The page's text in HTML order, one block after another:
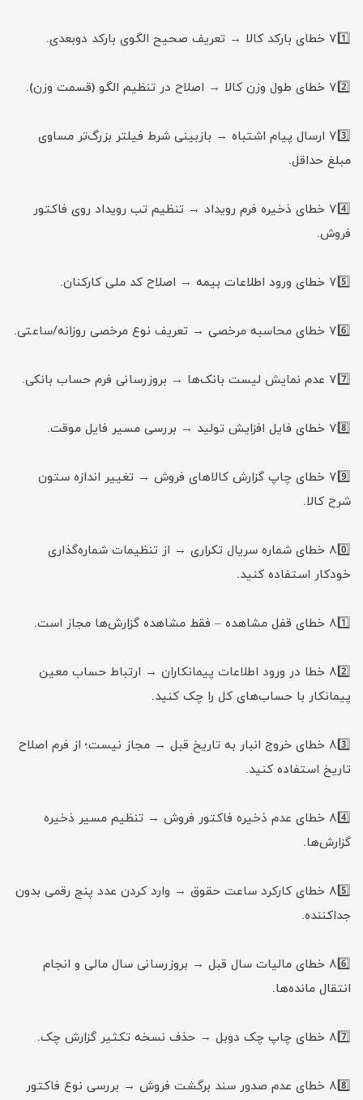
71️⃣ خطای بارکد کالا → تعریف صحیح الگوی بارکد دوبعدی.
72️⃣ خطای طول وزن کالا → اصلاح در تنظیم الگو (قسمت وزن).
73️⃣ ارسال پیام اشتباه → بازبینی شرط فیلتر بزرگ‌تر مساوی
مبلغ حداقل.
74️⃣ خطای ذخیره فرم رویداد → تنظیم تب رویداد روی فاکتور
فروش.
75️⃣ خطای ورود اطلاعات بیمه → اصلاح کد ملی کارکنان.
76️⃣ خطای محاسبه مرخصی → تعریف نوع مرخصی روزانه/ساعتی.
77️⃣ عدم نمایش لیست بانک‌ها → بروزرسانی فرم حساب بانکی.
78️⃣ خطای فایل افزایش تولید → بررسی مسیر فایل موقت.
79️⃣ خطای چاپ گزارش کالاهای فروش → تغییر اندازه ستون
شرح کالا.
80️⃣ خطای شماره سریال تکراری → از تنظیمات شماره‌گذاری
خودکار استفاده کنید.
81️⃣ خطای قفل مشاهده – فقط مشاهده گزارش‌ها مجاز است.
82️⃣ خطا در ورود اطلاعات پیمانکاران → ارتباط حساب معین
پیمانکار با حساب‌های کل را چک کنید.
83️⃣ خطای خروج انبار به تاریخ قبل → مجاز نیست؛ از فرم اصلاح
تاریخ استفاده کنید.
84️⃣ خطای عدم ذخیره فاکتور فروش → تنظیم مسیر ذخیره
گزارش‌ها.
85️⃣ خطای کارکرد ساعت حقوق → وارد کردن عدد پنج رقمی بدون
جداکننده.
86️⃣ خطای مالیات سال قبل → بروزرسانی سال مالی و انجام
انتقال مانده‌ها.
87️⃣ خطای چاپ چک دوبل → حذف نسخه تکثیر گزارش چک.
88️⃣ خطای عدم صدور سند برگشت فروش → بررسی نوع فاکتور